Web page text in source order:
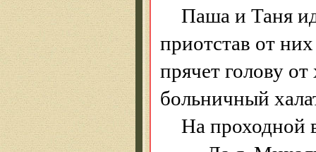
Паша и Таня
приотстав от
прячет голову
больничный
На проходной